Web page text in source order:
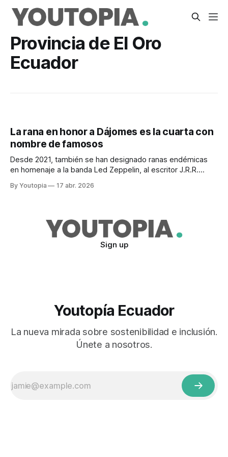
Provincia de El Oro
Ecuador
La rana en honor a Dájomes es la cuarta con
nombre de famosos
Desde 2021, también se han designado ranas endémicas
en homenaje a la banda Led Zeppelin, al escritor J.R.R.
By Youtopia 17 abr. 2026
Sign up
Youtopía Ecuador
La nueva mirada sobre sostenibilidad e inclusión.
Únete a nosotros.